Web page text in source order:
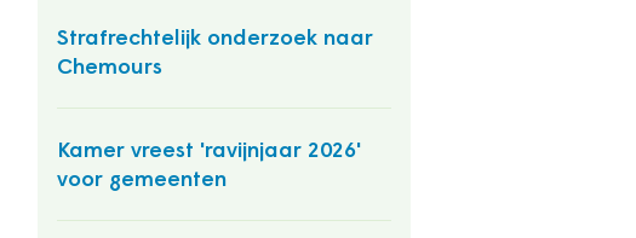
Strafrechtelijk onderzoek naar
Chemours
Kamer vreest 'ravijnjaar 2026'
voor gemeenten